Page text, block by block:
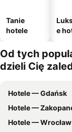
Tanie
hotele
e
Od tych
dzieli Cię
Hotele — Gdańsk
Hotele —
Hotele — Wrocław